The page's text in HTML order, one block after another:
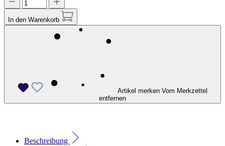
In den Warenkorb
Artikel merken Vom Merkzettel
entfernen
Beschreibung